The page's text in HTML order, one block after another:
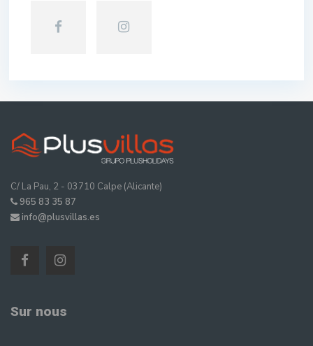
C/ La Pau, 2 - 03710 Calpe (Alicante)
965 83 35 87
info@plusvillas.es
Sur nous